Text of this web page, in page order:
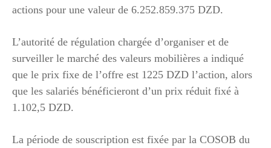
actions pour une valeur de 6.252.859.375 DZD.
L’autorité de régulation chargée d’organiser et de
surveiller le marché des valeurs mobilières a indiqué
que le prix fixe de l’offre est 1225 DZD l’action, alors
que les salariés bénéficieront d’un prix réduit fixé à
1.102,5 DZD.
La période de souscription est fixée par la COSOB du